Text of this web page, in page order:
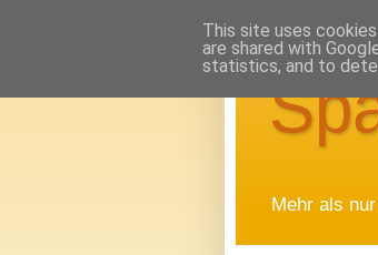
Mehr als
This site uses
are shared with
statistics, and to